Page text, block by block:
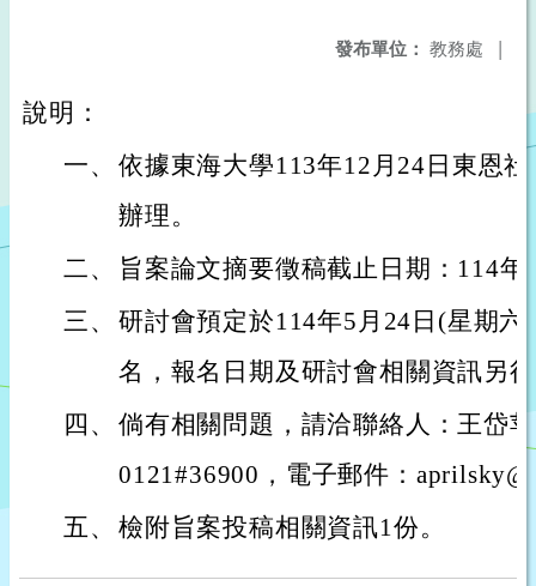
發布單位： 教務處 |
說明：
一、 依據東海大學113年12月24日東恩
辦理。
二、
旨案論文摘要徵稿截止日期：114
三、 研討會預定於114年5月24日(星期
名，報名日期及研討會相關資訊另
四、 倘有相關問題，請洽聯絡人：王岱
0121#36900，電子郵件：
五、 檢附旨案投稿相關資訊1份。